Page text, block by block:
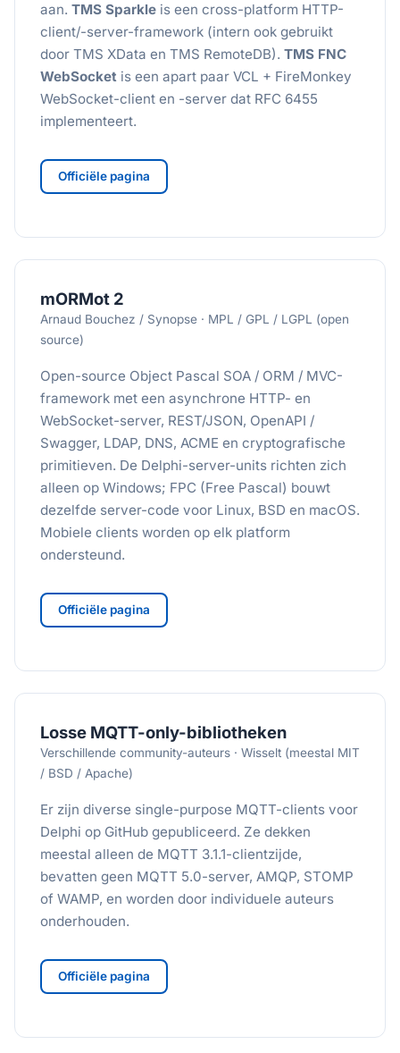
aan. TMS Sparkle is een cross-platform HTTP-
client/-server-framework (intern ook gebruikt
door TMS XData en TMS RemoteDB). TMS FNC
WebSocket is een apart paar VCL + FireMonkey
WebSocket-client en -server dat RFC 6455
implementeert.
Officiële pagina
mORMot 2
Arnaud Bouchez / Synopse · MPL / GPL / LGPL (open
source)
Open-source Object Pascal SOA / ORM / MVC-
framework met een asynchrone HTTP- en
WebSocket-server, REST/JSON, OpenAPI /
Swagger, LDAP, DNS, ACME en cryptografische
primitieven. De Delphi-server-units richten zich
alleen op Windows; FPC (Free Pascal) bouwt
dezelfde server-code voor Linux, BSD en macOS.
Mobiele clients worden op elk platform
ondersteund.
Officiële pagina
Losse MQTT-only-bibliotheken
Verschillende community-auteurs · Wisselt (meestal MIT
/ BSD / Apache)
Er zijn diverse single-purpose MQTT-clients voor
Delphi op GitHub gepubliceerd. Ze dekken
meestal alleen de MQTT 3.1.1-clientzijde,
bevatten geen MQTT 5.0-server, AMQP, STOMP
of WAMP, en worden door individuele auteurs
onderhouden.
Officiële pagina